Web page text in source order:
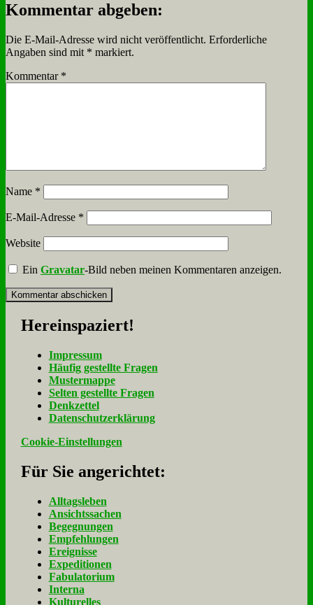
Kommentar abgeben:
Die E-Mail-Adresse wird nicht veröffentlicht. Erforderliche
Angaben sind mit * markiert.
Kommentar *
Name *
E-Mail-Adresse *
Website
EinGravatar-Bild neben meinen Kommentaren anzeigen.
Her­ein­spa­ziert!
Im­pres­sum
Häu­fig ge­stell­te Fra­gen
Mu­ster­map­pe
Sel­ten ge­stell­te Fra­gen
Denk­zet­tel
Da­ten­schutz­er­klä­rung
Cookie-Einstellungen
Für Sie an­ge­rich­tet:
Alltagsleben
Ansichtssachen
Begegnungen
Empfehlungen
Ereignisse
Expeditionen
Fabulatorium
Interna
Kulturelles